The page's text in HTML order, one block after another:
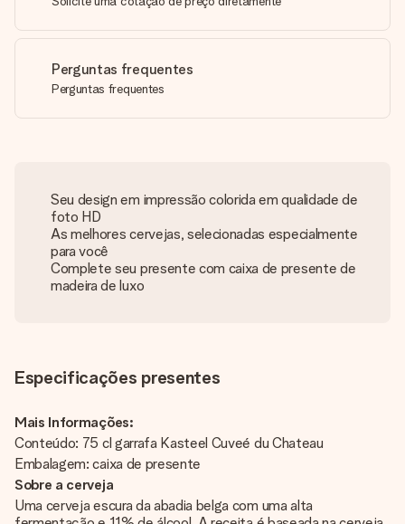
Perguntas frequentes
Perguntas frequentes
Seu design em impressão colorida em qualidade de
foto HD
As melhores cervejas, selecionadas especialmente
para você
Complete seu presente com caixa de presente de
madeira de luxo
Especificações presentes
Mais Informações:
Conteúdo: 75 cl garrafa Kasteel Cuveé du Chateau
Embalagem: caixa de presente
Sobre a cerveja
Uma cerveja escura da abadia belga com uma alta